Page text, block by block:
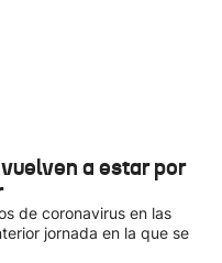
a estar por
de coronavirus en las
jornada en la que se